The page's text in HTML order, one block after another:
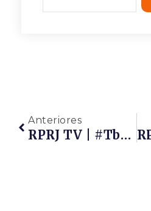
Anteriores
RPRJ TV | #tbt – Circuito Energy 2022 – Etapa Niterói – Vídeo Institucional Do Evento